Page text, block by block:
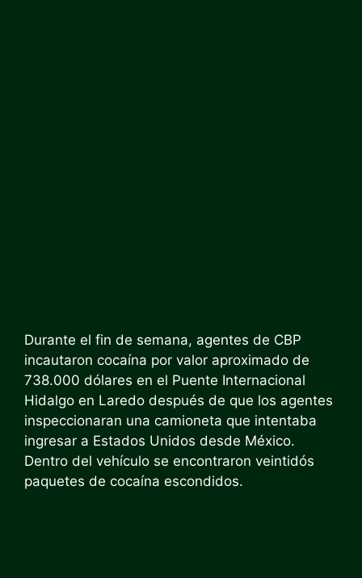
Durante el fin de semana, agentes de CBP
incautaron cocaína por valor aproximado de
738.000 dólares en el Puente Internacional
Hidalgo en Laredo después de que los agentes
inspeccionaran una camioneta que intentaba
ingresar a Estados Unidos desde México.
Dentro del vehículo se encontraron veintidós
paquetes de cocaína escondidos.